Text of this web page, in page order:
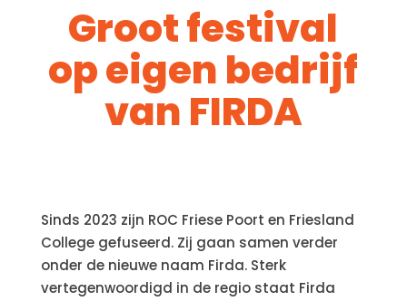
Groot festival
op eigen bedrijf
van FIRDA
Sinds 2023 zijn ROC Friese Poort en Friesland
College gefuseerd. Zij gaan samen verder
onder de nieuwe naam Firda. Sterk
vertegenwoordigd in de regio staat Firda